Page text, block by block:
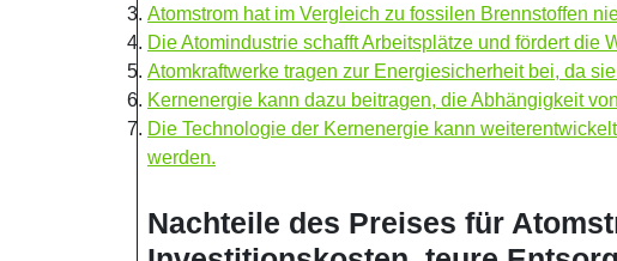
Atomstrom hat im Vergleich zu fossilen Brennstoffen
Die Atomindustrie schafft Arbeitsplätze und fördert die
Atomkraftwerke tragen zur Energiesicherheit bei, da
Kernenergie kann dazu beitragen, die Abhängigkeit
Die Technologie der Kernenergie kann
werden.
Nachteile des Preises für